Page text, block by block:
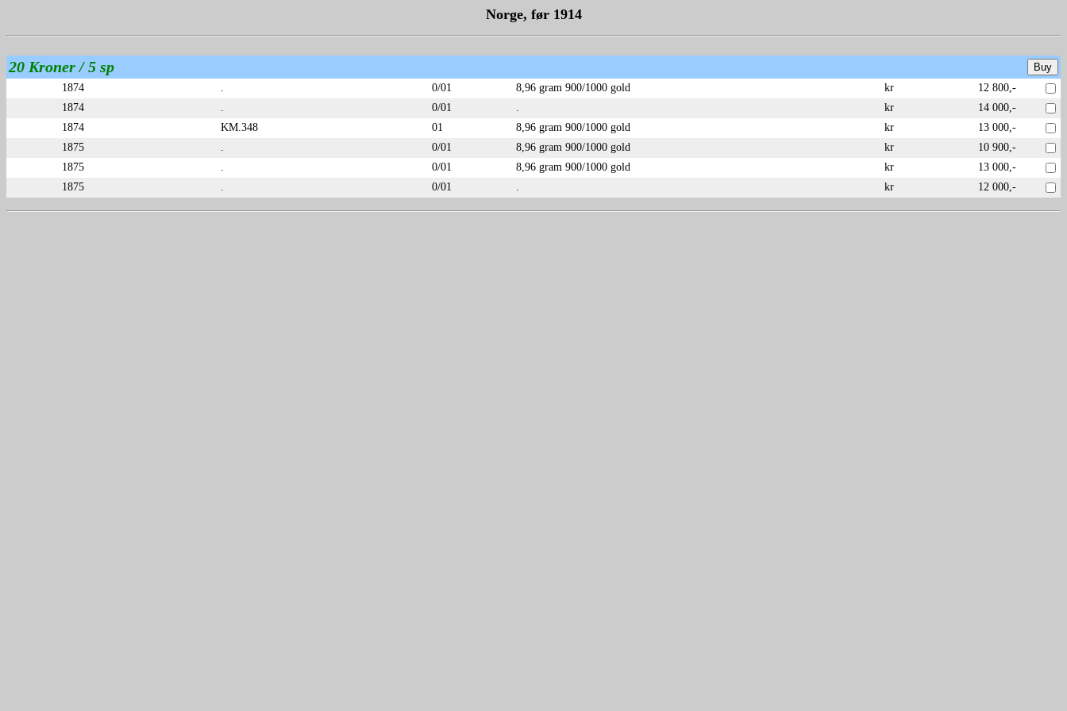
Norge, før 1914
20 Kroner / 5 sp
1874 0/01 8,96 gram 900/1000 gold kr
12 800,-
1874
0/01 kr
14 000,-
1874
KM.348 01 8,96 gram 900/1000 gold kr
13 000,-
1875
0/01 8,96 gram 900/1000 gold kr
10 900,-
1875
0/01 8,96 gram 900/1000 gold kr
13 000,-
1875
0/01 kr 12 000,-